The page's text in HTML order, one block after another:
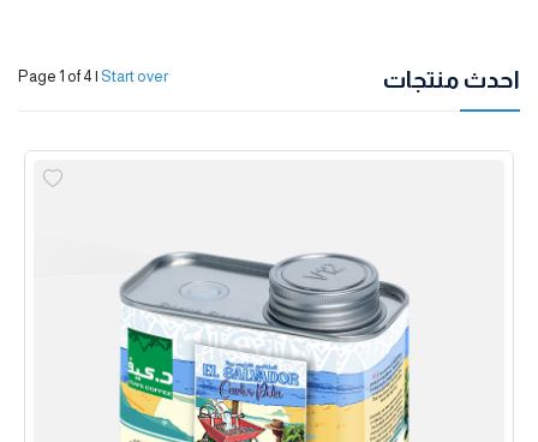
احدث منتجات Page 1 of 4 | Start over